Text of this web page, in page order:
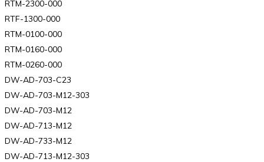
RTM-2300-000
RTF-1300-000
RTM-0100-000
RTM-0160-000
RTM-0260-000
DW-AD-703-C23
DW-AD-703-M12-303
DW-AD-703-M12
DW-AD-713-M12
DW-AD-733-M12
DW-AD-713-M12-303